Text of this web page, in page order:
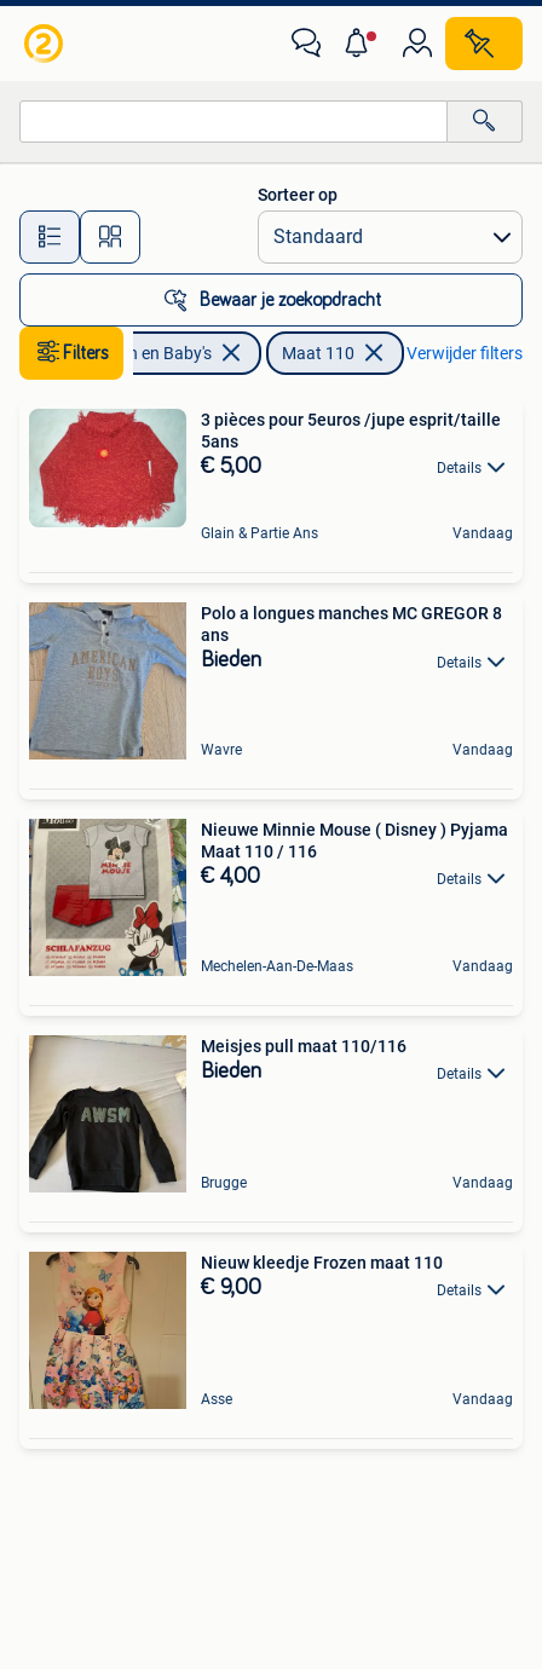
Alle afstanden…
Sorteer op
Bewaar je zoekopdracht
Filters
Kinderen en Baby's Maat 110 Verwijder filters
3 pièces pour 5euros /jupe esprit/taille
5ans
€ 5,00 Details
Glain & Partie Ans Vandaag
Polo a longues manches MC GREGOR 8
ans
Bieden Details
Wavre Vandaag
Nieuwe Minnie Mouse ( Disney ) Pyjama
Maat 110 / 116
€ 4,00 Details
Mechelen-Aan-De-Maas Vandaag
Meisjes pull maat 110/116
Bieden Details
Brugge Vandaag
Nieuw kleedje Frozen maat 110
€ 9,00 Details
Asse Vandaag